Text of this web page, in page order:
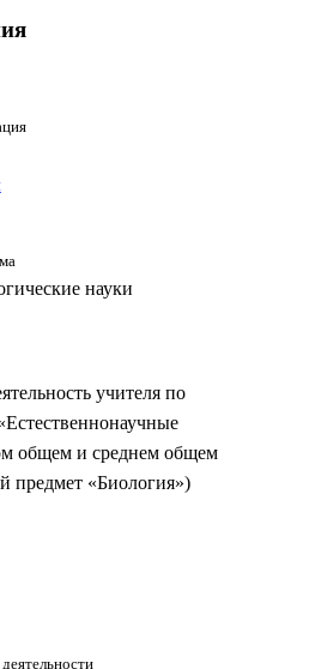
науки
учителя по
общем и среднем общем
предмет «Биология»)